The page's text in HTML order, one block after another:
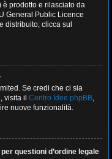
prodotto e rilasciato da
General Public Licence
distribuito; clicca sul
Se credi che ci sia
visita il Centro Idee phpBB,
nuove funzionalità.
questioni d’ordine legale